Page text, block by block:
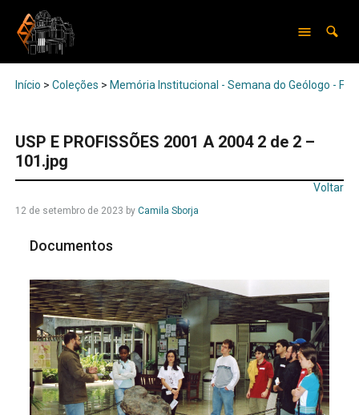
Início > Coleções > Memória Institucional - Semana do Geólogo -
USP E PROFISSÕES 2001 A 2004 2 de 2 –
101.jpg
Voltar
12 de setembro de 2023 by Camila Sborja
Documentos